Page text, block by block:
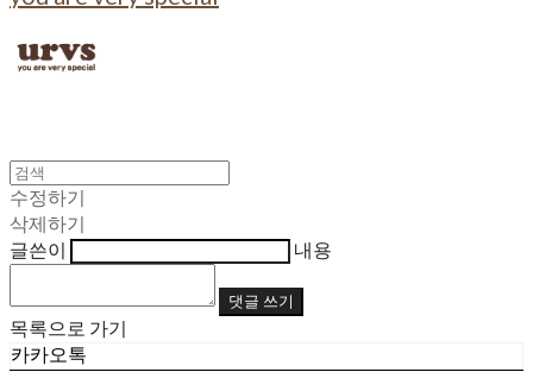
수정하기
삭제하기
글쓴이
내용
댓글 쓰기
목록으로 가기
카카오톡